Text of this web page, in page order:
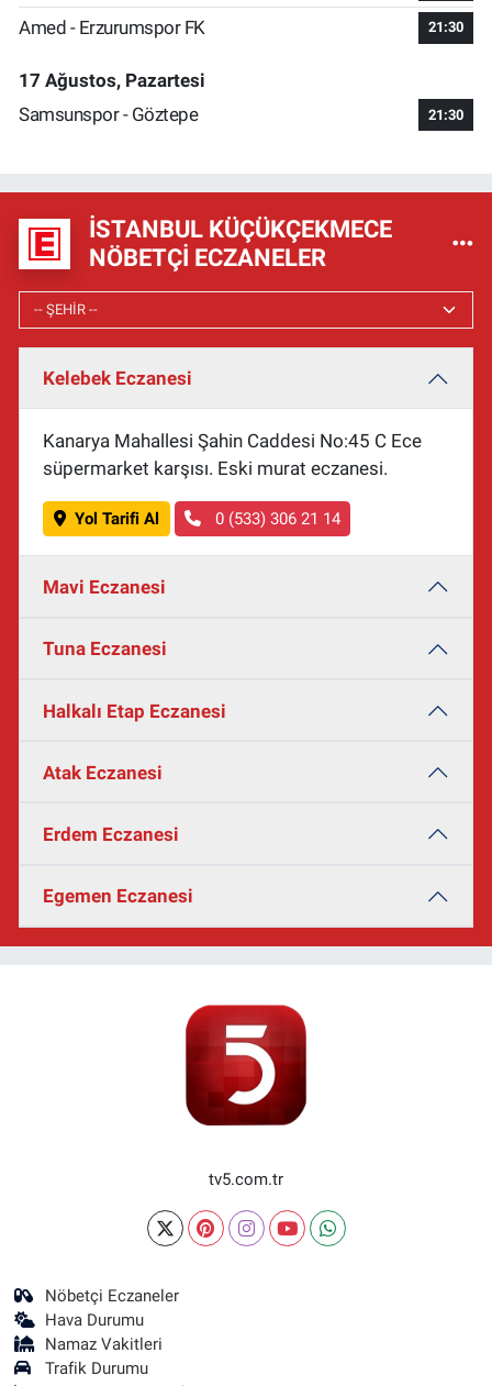
Amed - Erzurumspor FK 21:30
17 Ağustos, Pazartesi
Samsunspor - Göztepe
21:30
İSTANBUL KÜÇÜKÇEKMECE
NÖBETÇI ECZANELER
Kelebek Eczanesi
Kanarya Mahallesi Şahin Caddesi No:45 C Ece
süpermarket karşısı. Eski murat eczanesi.
Yol Tarifi Al 0 (533) 306 21 14
Mavi Eczanesi
Tuna Eczanesi
Halkalı Etap Eczanesi
Atak Eczanesi
Erdem Eczanesi
Egemen Eczanesi
tv5.com.tr
Nöbetçi Eczaneler
Hava Durumu
Namaz Vakitleri
Trafik Durumu